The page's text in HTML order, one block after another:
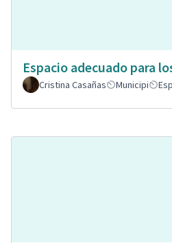
Espacio adecuado para
Cristina Casañas
Municipi